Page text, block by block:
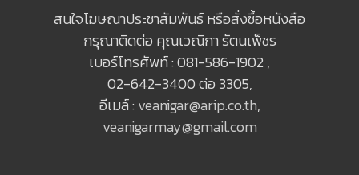
สนใจโฆษณาประชาสัมพันธ์ หรือสั่งซื้อหนังสือ
กรุณาติดต่อ คุณเวณิกา รัตนเพ็ชร
เบอร์โทรศัพท์ : 081-586-1902 ,
02-642-3400 ต่อ 3305,
อีเมล์ : veanigar@arip.co.th,
veanigarmay@gmail.com